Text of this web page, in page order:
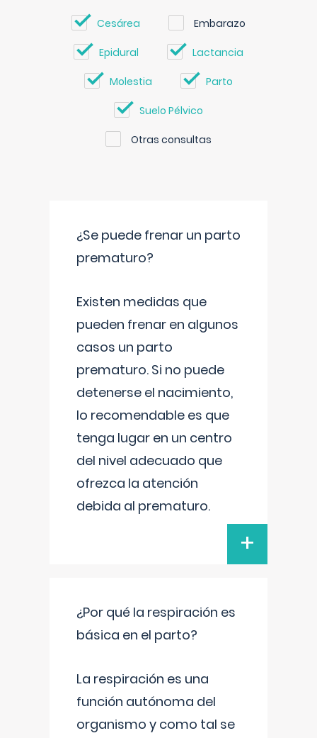
Cesárea Embarazo
Epidural Lactancia
Molestia Parto
Suelo Pélvico
Otras consultas
¿Se puede frenar un parto
prematuro?
Existen medidas que
pueden frenar en algunos
casos un parto
prematuro. Si no puede
detenerse el nacimiento,
lo recomendable es que
tenga lugar en un centro
del nivel adecuado que
ofrezca la atención
debida al prematuro.
+
¿Por qué la respiración es
básica en el parto?
La respiración es una
función autónoma del
organismo y como tal se